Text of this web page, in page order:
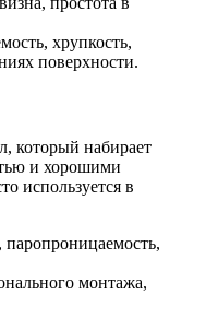
хрупкость,
поверхности.
который набирает
и хорошими
используется в
монтажа,